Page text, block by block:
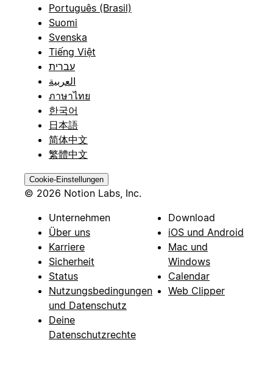
Português (Brasil)
Suomi
Svenska
Tiếng Việt
עברית
العربية
ภาษาไทย
한국어
日本語
简体中文
繁體中文
Cookie-Einstellungen
© 2026 Notion Labs, Inc.
Unternehmen
Über uns
Karriere
Sicherheit
Status
Nutzungsbedingungen
und Datenschutz
Deine
Datenschutzrechte
Download
iOS und Android
Mac und
Windows
Calendar
Web Clipper